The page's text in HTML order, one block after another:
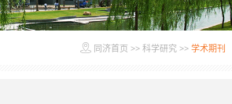
同济首页 >> 科学研究 >> 学术期刊